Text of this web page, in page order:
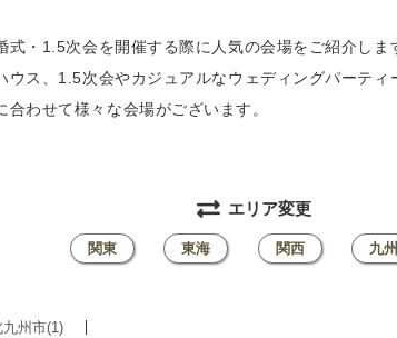
式・1.5次会を開催する際に人気の会場をご紹介し
ウス、1.5次会やカジュアルなウェディングパーテ
わせて様々な会場がございます。
エリア変更
関東 東海 関西 九州
九州市(1)